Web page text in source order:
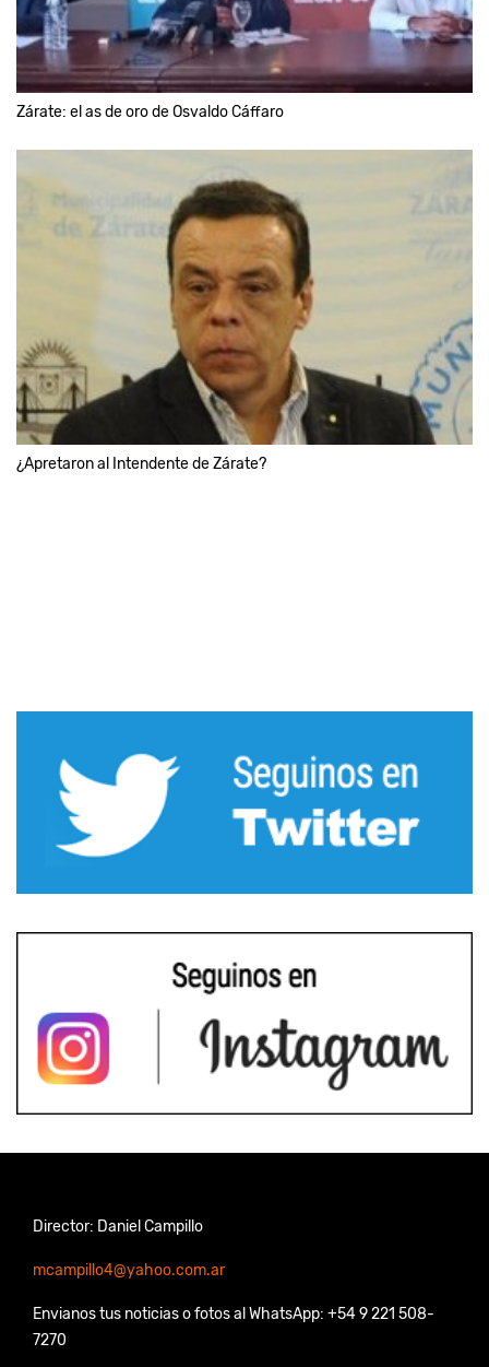
Zárate: el as de oro de Osvaldo Cáffaro
¿Apretaron al Intendente de Zárate?
Director: Daniel Campillo
mcampillo4@yahoo.com.ar
Envianos tus noticias o fotos al WhatsApp: +54 9 221 508-
7270